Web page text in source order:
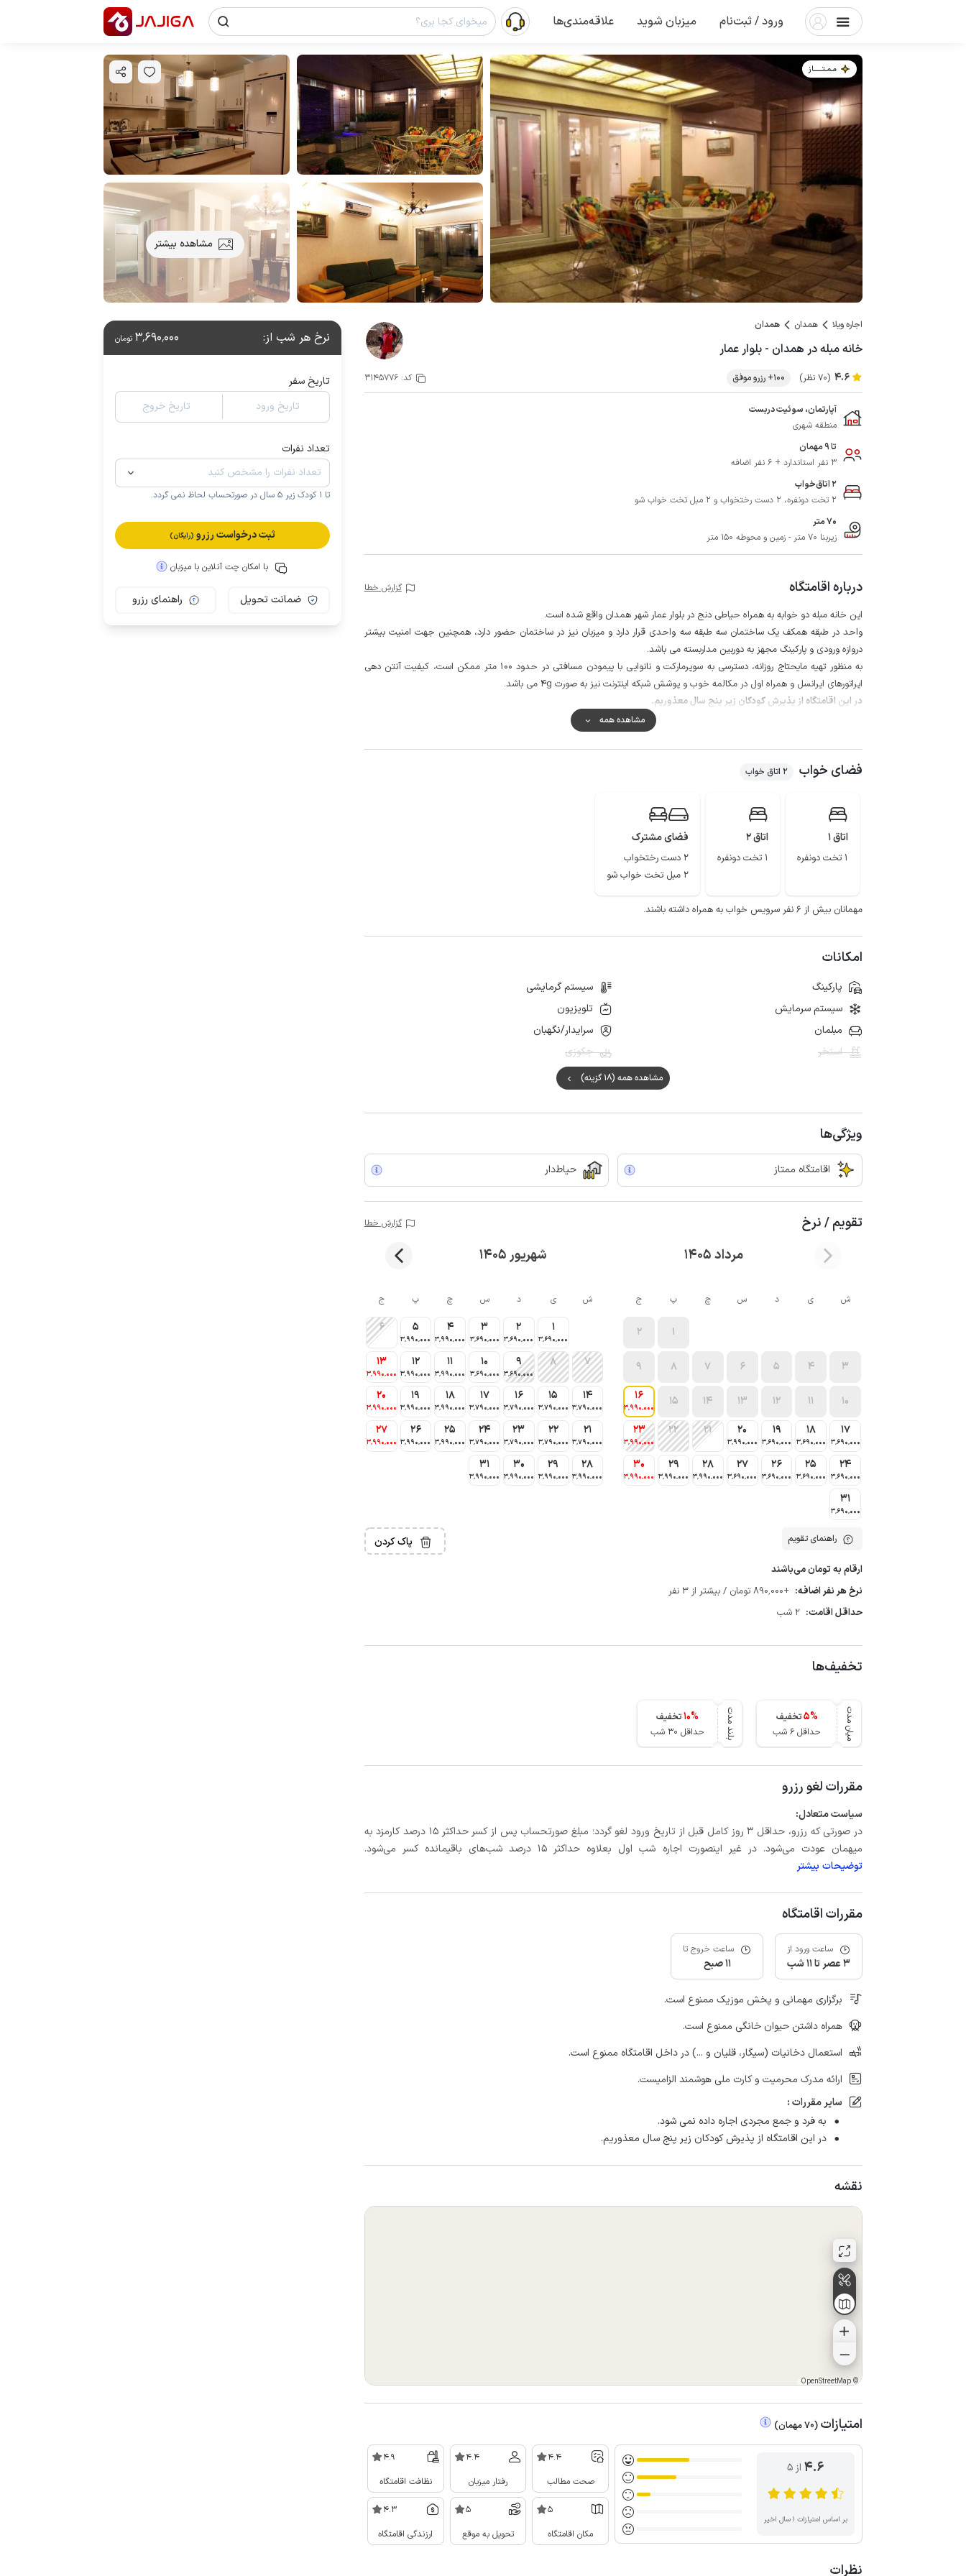
ورود / ثبت‌نام میزبان شوید علاقه‌مندی‌ها
مـمـتــــــاز
مشاهده بیشتر
اجاره ویلا همدان همدان
خانه مبله در همدان - بلوار عمار
4.6 (70 نظر) 100+ رزرو موفق کد:3145776
آپارتمان، سوئیت دربست
منطقه شهری
تا 9 مهمان
3 نفر استاندارد + 6 نفر اضافه
2 اتاق‌خواب
2 تخت دونفره، 2 دست رختخواب و 2 مبل تخت‌ خواب‌ شو
70 متر
زیربنا 70 متر - زمین و محوطه 150 متر
درباره اقامتگاه گزارش خطا
این خانه مبله دو خوابه به همراه حیاطی دنج در بلوار عمار شهر همدان واقع شده است.
واحد در طبقه همکف یک ساختمان سه طبقه سه واحدی قرار دارد و میزبان نیز در ساختمان حضور دارد، همچنین جهت امنیت بیشتر
دروازه ورودی و پارکینگ مجهز به دوربین مداربسته می باشد.
به منظور تهیه مایحتاج روزانه، دسترسی به سوپرمارکت و نانوایی با پیمودن مسافتی در حدود 100 متر ممکن است، کیفیت آنتن دهی
اپراتورهای ایرانسل و همراه اول در مکالمه خوب و پوشش شبکه اینترنت نیز به صورت 4g می باشد.
در این اقامتگاه از پذیرش کودکان زیر پنج سال معذوریم.
مشاهده همه
فضای خواب 2 اتاق خواب
اتاق 1
1 تخت دونفره
اتاق 2
1 تخت دونفره
فضای مشترک
2 دست رختخواب
2 مبل تخت خواب شو
مهمانان بیش از ۶ نفر سرویس خواب به همراه داشته باشند.
امکانات
پارکینگ
سیستم گرمایشی
سیستم سرمایش
تلویزیون
مبلمان
سرایدار/نگهبان
استخر
جکوزی
مشاهده همه (18 گزینه)
ویژگی‌ها
اقامتگاه ممتاز حیاط‌دار
تقویم / نرخ گزارش خطا
مرداد 1405 شهریور 1405
ش ی د س چ پ ج
1
2
3
4
5
6
7
8
9
10
11
12
13
14
15
16
3٬990٬000
17
3٬690٬000
18
3٬690٬000
19
3٬690٬000
20
3٬990٬000
21
22
23
3٬990٬000
24
3٬690٬000
25
3٬690٬000
26
3٬690٬000
27
3٬690٬000
28
3٬990٬000
29
3٬990٬000
30
3٬990٬000
31
3٬690٬000
ش ی د س چ پ ج
1
3٬690٬000
2
3٬690٬000
3
3٬690٬000
4
3٬990٬000
5
3٬990٬000
6
7
8
9
3٬690٬000
10
3٬690٬000
11
3٬990٬000
12
3٬990٬000
13
3٬990٬000
14
3٬790٬000
15
3٬790٬000
16
3٬790٬000
17
3٬790٬000
18
3٬990٬000
19
3٬990٬000
20
3٬990٬000
21
3٬790٬000
22
3٬790٬000
23
3٬790٬000
24
3٬790٬000
25
3٬990٬000
26
3٬990٬000
27
3٬990٬000
28
3٬990٬000
29
3٬990٬000
30
3٬990٬000
31
3٬990٬000
راهنمای تقویم پاک کردن
ارقام به تومان می‌باشند
نرخ هر نفر اضافه: +890٬000 تومان / بیشتر از 3 نفر
حداقل اقامت: 2 شب
تخفیف‌ها
میان مدت 5%
تخفیف
حداقل 6 شب
بلند مدت 10%
تخفیف
حداقل 30 شب
مقررات لغو رزرو
سیاست متعادل:
در صورتی که رزرو، حداقل 3 روز کامل قبل از تاریخ ورود لغو گردد؛ مبلغ صورتحساب پس از کسر حداکثر 15 درصد کارمزد به
میهمان عودت می‌شود. در غیر اینصورت اجاره شب اول بعلاوه حداکثر 15 درصد شب‌های باقیمانده کسر می‌شود.
توضیحات بیشتر
مقررات اقامتگاه
ساعت ورود از
3 عصر تا 11 شب
ساعت خروج تا
11 صبح
برگزاری مهمانی و پخش موزیک ممنوع است.
همراه داشتن حیوان خانگی ممنوع است.
استعمال دخانیات (سیگار، قلیان و ...) در داخل اقامتگاه ممنوع است.
ارائه مدرک محرمیت و کارت ملی هوشمند الزامیست.
سایر مقررات :
به فرد و جمع مجردی اجاره داده نمی شود.
در این اقامتگاه از پذیرش کودکان زیر پنج سال معذوریم.
نقشه
©
OpenStreetMap
امتیازات (
70مهمان)
4.6 از ۵
بر اساس امتیازات ۱ سال اخیر
4.4
صحت مطالب
4.4
رفتار میزبان
4.9
نظافت اقامتگاه
5
مکان اقامتگاه
5
تحویل به موقع
4.3
ارزندگی اقامتگاه
نظرات
نرخ هر شب از: 3٬690٬000 تومان
تاریخ سفر
تاریخ ورود
تاریخ خروج
تعداد نفرات
تا 1 کودک زیر 5 سال در صورتحساب لحاظ نمی گردد.
ثبت درخواست رزرو (رایگان)
با امکان چت آنلاین با میزبان
ضمانت تحویل راهنمای رزرو